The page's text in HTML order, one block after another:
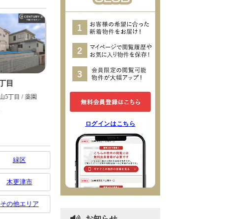
緑区
木更津市
その他エリア
ログインはこちら